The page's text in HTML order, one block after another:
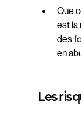
Que
est la
des
en
Les